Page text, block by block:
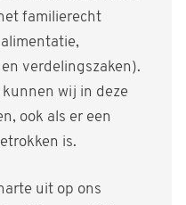
familierecht
verdelingszaken).
wij in deze
ook als er een
is.
uit op ons